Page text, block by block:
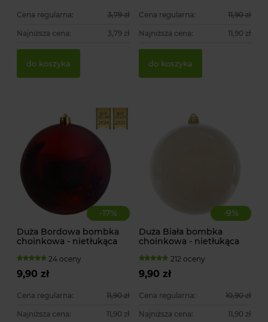
Cena regularna: 3,79 zł
Najniższa cena: 3,79 zł
do koszyka
Cena regularna: 11,90 zł
Najniższa cena: 11,90 zł
do koszyka
-17%
Duża Bordowa bombka
choinkowa - nietłukąca
24 oceny
9,90 zł
Cena regularna: 11,90 zł
Najniższa cena: 11,90 zł
-9%
Duża Biała bombka
choinkowa - nietłukąca
212 oceny
9,90 zł
Cena regularna: 10,90 zł
Najniższa cena: 11,90 zł